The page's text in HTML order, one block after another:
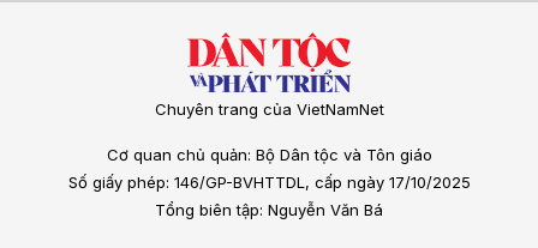
Chuyên trang của VietNamNet
Cơ quan chủ quản: Bộ Dân tộc và Tôn giáo
Số giấy phép: 146/GP-BVHTTDL, cấp ngày 17/10/2025
Tổng biên tập: Nguyễn Văn Bá